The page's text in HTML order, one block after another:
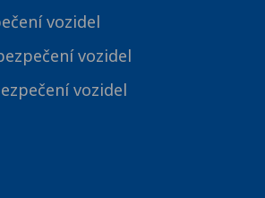
vozidel
vozidel
vozidel